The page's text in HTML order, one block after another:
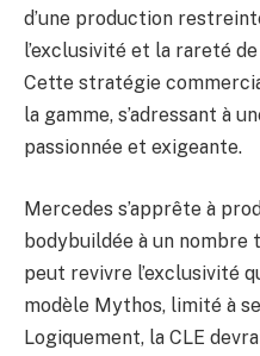
d’une production
l’exclusivité et la rareté
Cette stratégie
la gamme, s’adressant à
passionnée et exigeante.
Mercedes s’apprête à
bodybuildée à un nombre
peut revivre l’exclusivité
modèle Mythos, limité à
Logiquement, la CLE